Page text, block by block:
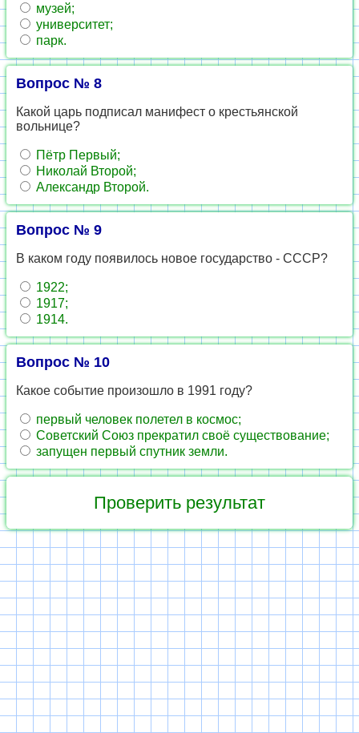
музей;
университет;
парк.
Вопрос № 8
Какой царь подписал манифест о крестьянской
вольнице?
Пётр Первый;
Николай Второй;
Александр Второй.
Вопрос № 9
В каком году появилось новое государство - СССР?
1922;
1917;
1914.
Вопрос № 10
Какое событие произошло в 1991 году?
первый человек полетел в космос;
Советский Союз прекратил своё существование;
запущен первый спутник земли.